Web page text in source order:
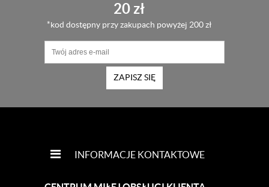
20 zł
*kod dostępny przy zakupach powyżej 200 zł
ZAPISZ SIĘ
INFORMACJE KONTAKTOWE